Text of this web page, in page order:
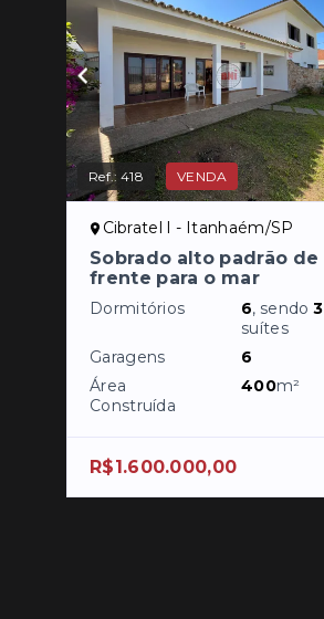
Ref.:418 VENDA
Cibratel I - Itanhaém/SP
Sobrado alto padrão de
frente para o mar
Dormitórios 6, sendo3
suítes
Garagens
6
Área
Construída
400m²
R$1.600.000,00